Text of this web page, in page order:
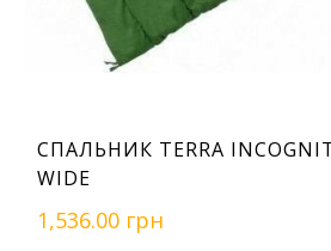
СПАЛЬНИК TERRA
WIDE
1,536.00 грн